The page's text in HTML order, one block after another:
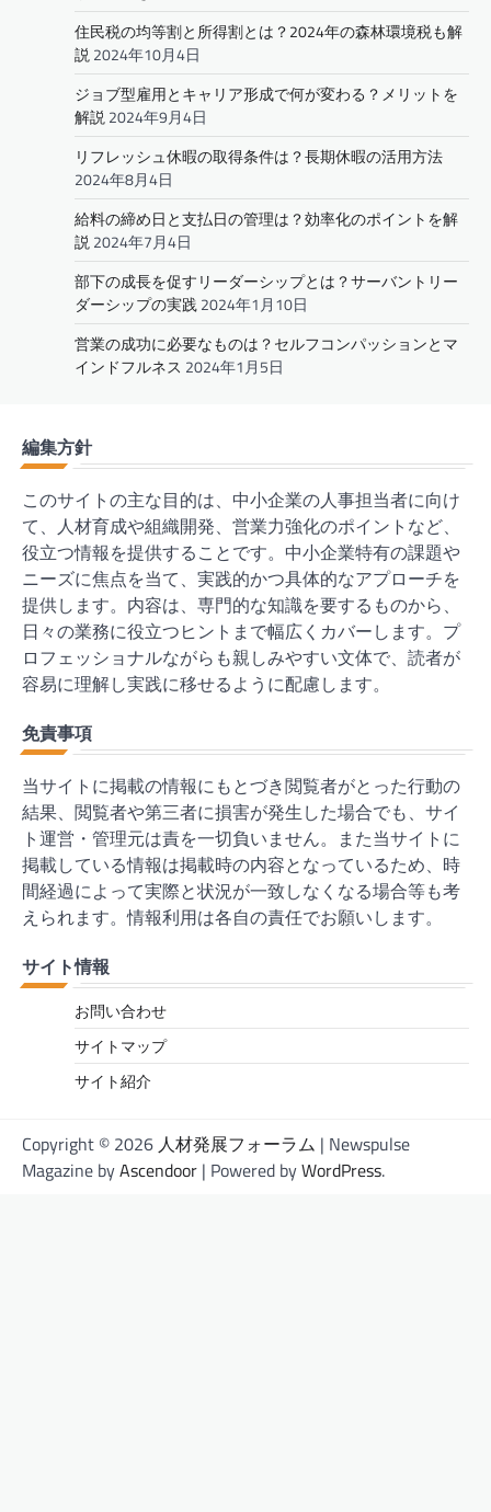
住民税の均等割と所得割とは？2024年の森林環境税も解
説2024年10月4日
ジョブ型雇用とキャリア形成で何が変わる？メリットを
解説2024年9月4日
リフレッシュ休暇の取得条件は？長期休暇の活用方法
2024年8月4日
給料の締め日と支払日の管理は？効率化のポイントを解
説2024年7月4日
部下の成長を促すリーダーシップとは？サーバントリー
ダーシップの実践2024年1月10日
営業の成功に必要なものは？セルフコンパッションとマ
インドフルネス 2024年1月5日
編集方針
このサイトの主な目的は、中小企業の人事担当者に向け
て、人材育成や組織開発、営業力強化のポイントなど、
役立つ情報を提供することです。中小企業特有の課題や
ニーズに焦点を当て、実践的かつ具体的なアプローチを
提供します。内容は、専門的な知識を要するものから、
日々の業務に役立つヒントまで幅広くカバーします。プ
ロフェッショナルながらも親しみやすい文体で、読者が
容易に理解し実践に移せるように配慮します。
免責事項
当サイトに掲載の情報にもとづき閲覧者がとった行動の
結果、閲覧者や第三者に損害が発生した場合でも、サイ
ト運営・管理元は責を一切負いません。また当サイトに
掲載している情報は掲載時の内容となっているため、時
間経過によって実際と状況が一致しなくなる場合等も考
えられます。情報利用は各自の責任でお願いします。
サイト情報
お問い合わせ
サイトマップ
サイト紹介
Copyright © 2026 人材発展フォーラム | Newspulse
Magazine byAscendoor | Powered byWordPress.